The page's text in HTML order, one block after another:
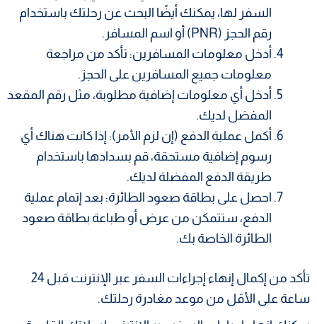
السفر لها، يمكنك أيضًا البحث عن رحلتك باستخدام
رقم الحجز (PNR) أو اسم المسافر.
أدخل معلومات المسافرين: تأكد من مراجعة
معلومات جميع المسافرين على الحجز.
أدخل أي معلومات إضافية مطلوبة، مثل رقم المقعد
المفضل لديك.
أكمل عملية الدفع (إن لزم الأمر): إذا كانت هناك أي
رسوم إضافية مستحقة، قم بسدادها باستخدام
طريقة الدفع المفضلة لديك.
احصل على بطاقة صعود الطائرة: بعد إتمام عملية
الدفع، ستتمكن من عرض أو طباعة بطاقة صعود
الطائرة الخاصة بك.
تأكد من إكمال إنهاء إجراءات السفر عبر الإنترنت قبل 24
ساعة على الأقل من موعد مغادرة رحلتك.